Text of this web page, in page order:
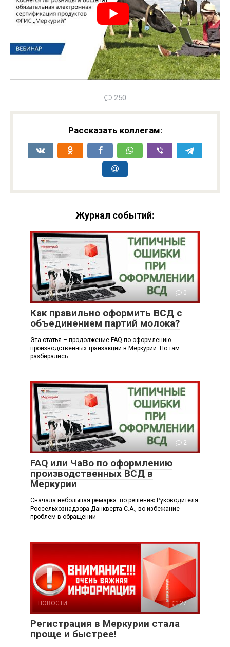
250
Рассказать коллегам:
Журнал событий:
Справка 0
Как правильно оформить ВСД с
объединением партий молока?
Эта статья – продолжение FAQ по оформлению
производственных транзакций в Меркурии. Но там
разбирались
Справка 2
FAQ или ЧаВо по оформлению
производственных ВСД в
Меркурии
Сначала небольшая ремарка: по решению Руководителя
Россельхознадзора Данкверта С.А., во избежание
проблем в обращении
НОВОСТИ 27
Регистрация в Меркурии стала
проще и быстрее!